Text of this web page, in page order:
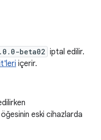
beta02 iptal edilir.
içerir.
öğesinin eski cihazlarda